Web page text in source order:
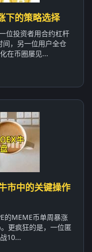
下的策略选择
位投资者用合约杠杆
，另一位用户全仓
在币圈屡见...
市中的关键操作
的MEME币单周暴涨
更疯狂的是，一位匿
10...